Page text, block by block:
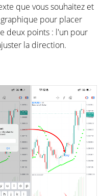
que vous souhaitez et
pour placer
deux points : l'un pour
la direction.